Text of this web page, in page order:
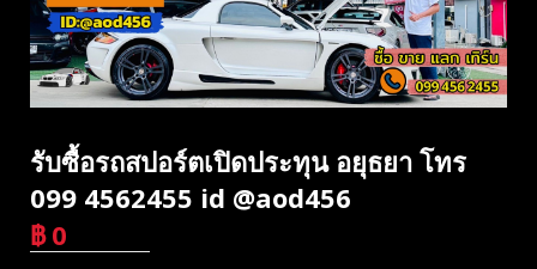
รับซื้อรถสปอร์ตเปิดประทุน อยุธยา โทร
099 4562455 id @aod456
฿ 0